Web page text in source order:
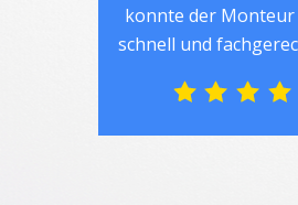
konnte der Monteur
schnell und